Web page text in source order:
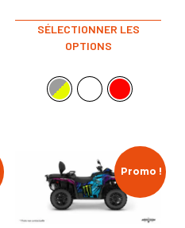
SÉLECTIONNER LES
OPTIONS
Promo !